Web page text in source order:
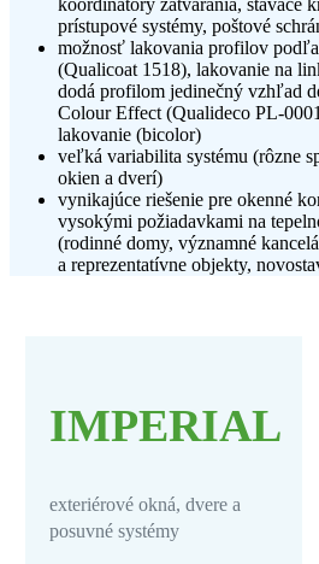
koordinátory zatvárania, stavače
prístupové systémy, poštové
možnosť lakovania profilov
(Qualicoat 1518), lakovanie na
dodá profilom jedinečný vzhľad
Colour Effect (Qualideco PL-
lakovanie (bicolor)
veľká variabilita systému (rôzne
okien a dverí)
vynikajúce riešenie pre okenné
vysokými požiadavkami na
(rodinné domy, významné
a reprezentatívne objekty,
IMPERIAL
exteriérové okná, dvere a
posuvné systémy